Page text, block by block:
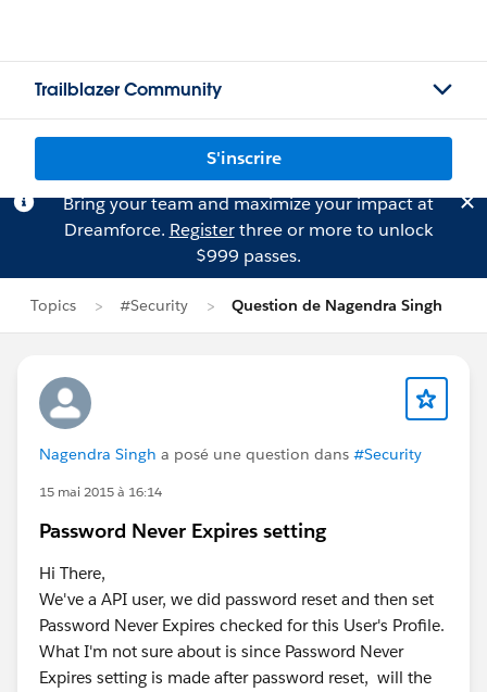
Trailblazer Community
S'inscrire
Bring your team and maximize your impact at
Dreamforce. Registerthree or more to unlock
$999 passes.
Topics #Security Question de Nagendra Singh
Nagendra Singh a posé une question dans #Security
15 mai 2015 à 16:14
​Password Never Expires setting
Hi There,
We've a API user, we did password reset and then set
Password Never Expires checked for this User's Profile.
What I'm not sure about is since Password Never
Expires setting is made after password reset, will the